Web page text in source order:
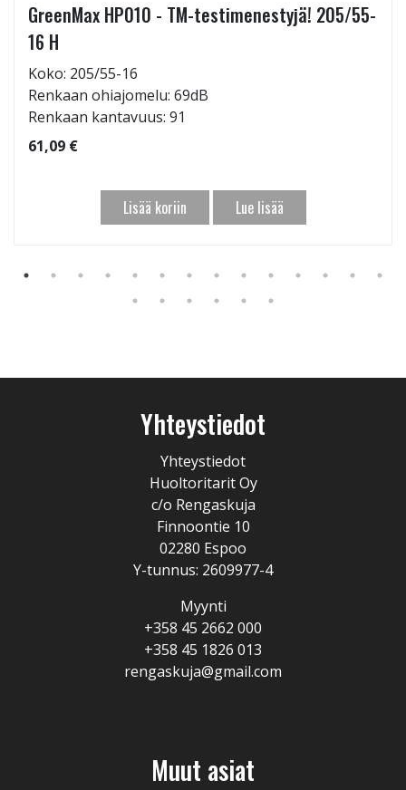
GreenMax HP010 - TM-testimenestyjä! 205/55-
16 H
Koko: 205/55-16
Renkaan ohiajomelu: 69dB
Renkaan kantavuus: 91
61,09 €
Lisää koriin Lue lisää
Yhteystiedot
Yhteystiedot
Huoltoritarit Oy
c/o Rengaskuja
Finnoontie 10
02280 Espoo
Y-tunnus: 2609977-4
Myynti
+358 45 2662 000
+358 45 1826 013
rengaskuja@gmail.com
Muut asiat